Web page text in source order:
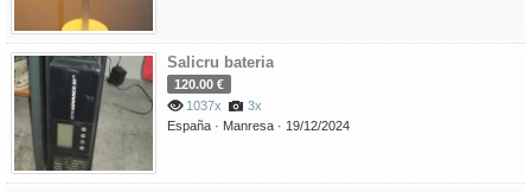
Salicru bateria
120.00 €
1037x
3x
España · Manresa · 19/12/2024